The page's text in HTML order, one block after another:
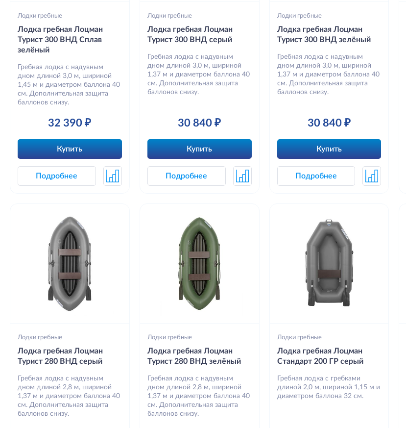
Лодки гребные
Лодка гребная Лоцман
Турист 300 ВНД Сплав
зелёный
Гребная лодка с надувным
дном длиной 3,0 м, шириной
1,45 м и диаметром баллона 40
см. Дополнительная защита
баллонов снизу.
32 390 ₽
Купить
Подробнее
Лодки гребные
Лодка гребная Лоцман
Турист 300 ВНД серый
Гребная лодка с надувным
дном длиной 3,0 м, шириной
1,37 м и диаметром баллона 40
см. Дополнительная защита
баллонов снизу.
30 840 ₽
Купить
Подробнее
Лодки гребные
Лодка гребная Лоцман
Турист 300 ВНД зелёный
Гребная лодка с надувным
дном длиной 3,0 м, шириной
1,37 м и диаметром баллона 40
см. Дополнительная защита
баллонов снизу.
30 840 ₽
Купить
Подробнее
Лодки гребные
Лодка гребная Лоцман
Турист 280 ВНД серый
Гребная лодка с надувным
дном длиной 2,8 м, шириной
1,37 м и диаметром баллона 40
см. Дополнительная защита
баллонов снизу.
Лодки гребные
Лодка гребная Лоцман
Турист 280 ВНД зелёный
Гребная лодка с надувным
дном длиной 2,8 м, шириной
1,37 м и диаметром баллона 40
см. Дополнительная защита
баллонов снизу.
Лодки гребные
Лодка гребная Лоцман
Стандарт 200 ГР серый
Гребная лодка с гребками
длиной 2,0 м, шириной 1,15 м и
диаметром баллона 32 см.